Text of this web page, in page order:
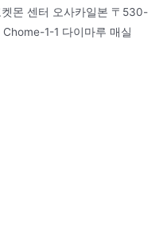
몬 센터 오사카일본 〒530-
1-1 다이마루 매실